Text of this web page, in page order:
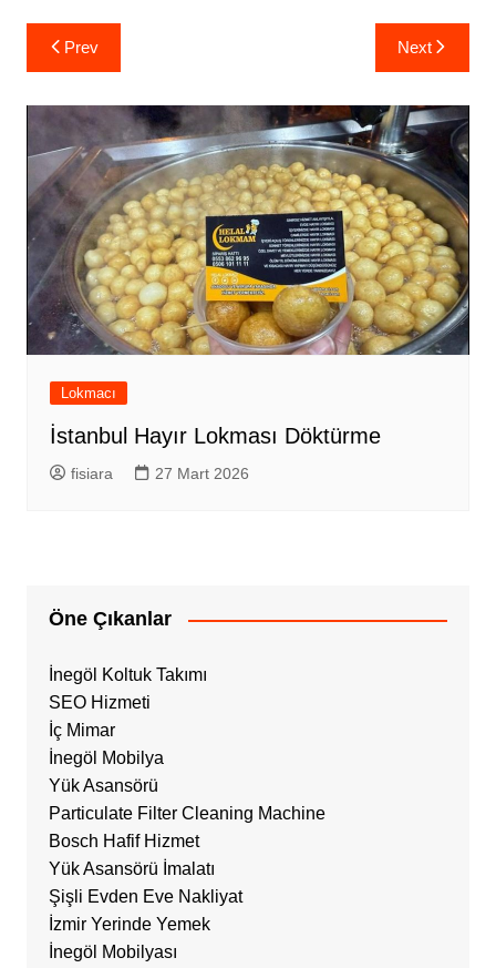
Yazı
gezinmesi
Prev Next
Lokmacı
İstanbul Hayır Lokması Döktürme
fisiara 27 Mart 2026
Öne Çıkanlar
İnegöl Koltuk Takımı
SEO Hizmeti
İç Mimar
İnegöl Mobilya
Yük Asansörü
Particulate Filter Cleaning Machine
Bosch Hafif Hizmet
Yük Asansörü İmalatı
Şişli Evden Eve Nakliyat
İzmir Yerinde Yemek
İnegöl Mobilyası